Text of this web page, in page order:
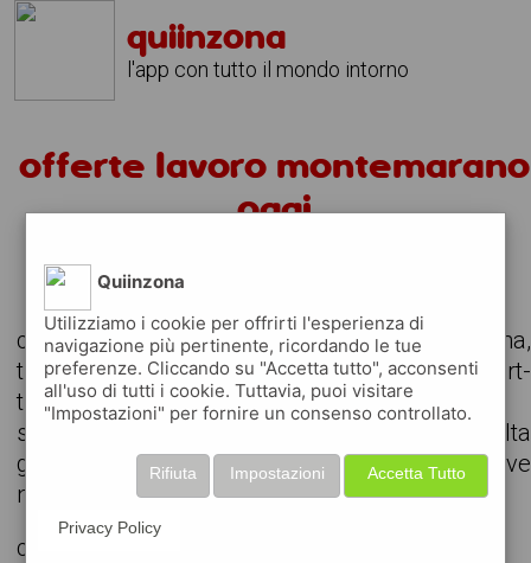
quiinzona
l'app con tutto il mondo intorno
offerte lavoro montemarano
oggi
alcuni annunci per offerte di lavoro
consulta le offerte di lavoro attive nella zona,
trova il lavoro che stavi cercando, anche part-
time o da svolgere in remoto
scarica gratuitamente l'app e consulta
giornalmente gli annunci delle aziende attive
nella tua zona
cerchiamo
Quiinzona
Utilizziamo i cookie per offrirti l'esperienza di
navigazione più pertinente, ricordando le tue
preferenze. Cliccando su "Accetta tutto", acconsenti
all'uso di tutti i cookie. Tuttavia, puoi visitare
"Impostazioni" per fornire un consenso controllato.
Accetta Tutto
Impostazioni
Rifiuta
Privacy Policy